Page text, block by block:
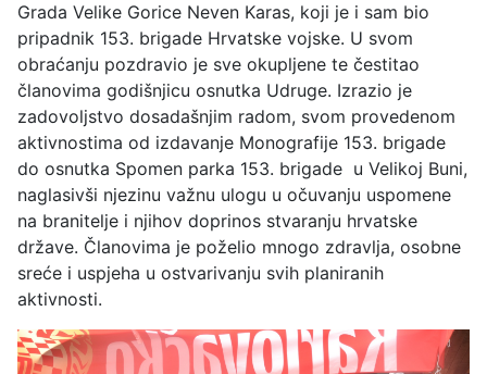
Grada Velike Gorice Neven Karas, koji je i sam bio
pripadnik 153. brigade Hrvatske vojske. U svom
obraćanju pozdravio je sve okupljene te čestitao
članovima godišnjicu osnutka Udruge. Izrazio je
zadovoljstvo dosadašnjim radom, svom provedenom
aktivnostima od izdavanje Monografije 153. brigade
do osnutka Spomen parka 153. brigade u Velikoj Buni,
naglasivši njezinu važnu ulogu u očuvanju uspomene
na branitelje i njihov doprinos stvaranju hrvatske
države. Članovima je poželio mnogo zdravlja, osobne
sreće i uspjeha u ostvarivanju svih planiranih
aktivnosti.